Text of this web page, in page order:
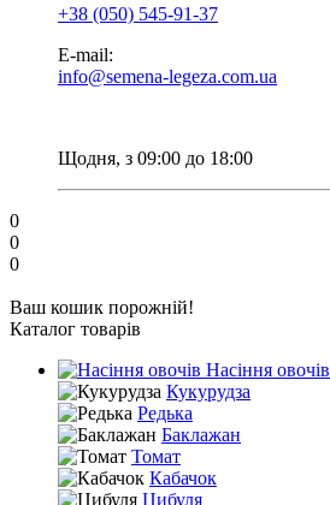
+38 (050) 545-91-37
E-mail:
info@semena-legeza.com.ua
Щодня, з 09:00 до 18:00
0
0
0
Ваш кошик порожній!
Каталог товарів
Насіння овочів
Кукурудза
Редька
Баклажан
Томат
Кабачок
Цибуля